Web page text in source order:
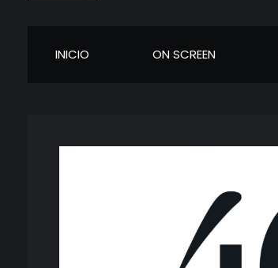
INICIO ON SCREEN